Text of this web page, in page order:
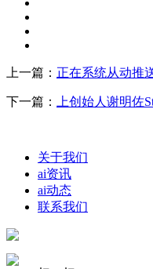
上一篇： 正在系统从动推
下一篇： 上创始人谢明佐
关于我们
ai资讯
ai动态
联系我们